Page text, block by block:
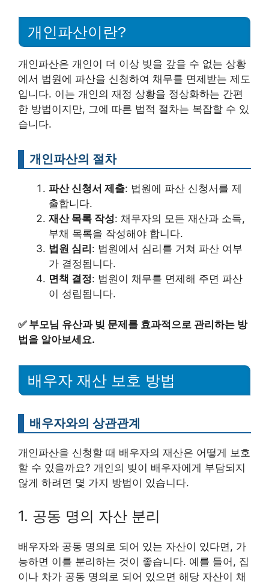
개인파산이란?
개인파산은 개인이 더 이상 빚을 갚을 수 없는 상황
에서 법원에 파산을 신청하여 채무를 면제받는 제도
입니다. 이는 개인의 재정 상황을 정상화하는 간편
한 방법이지만, 그에 따른 법적 절차는 복잡할 수 있
습니다.
개인파산의 절차
파산 신청서 제출: 법원에 파산 신청서를 제
출합니다.
재산 목록 작성: 채무자의 모든 재산과 소득,
부채 목록을 작성해야 합니다.
법원 심리 : 법원에서 심리를 거쳐 파산 여부
가 결정됩니다.
면책 결정: 법원이 채무를 면제해 주면 파산
이 성립됩니다.
✅ 부모님 유산과 빚 문제를 효과적으로 관리하는 방
법을 알아보세요.
배우자 재산 보호 방법
배우자와의 상관관계
개인파산을 신청할 때 배우자의 재산은 어떻게 보호
할 수 있을까요? 개인의 빚이 배우자에게 부담되지
않게 하려면 몇 가지 방법이 있습니다.
1. 공동 명의 자산 분리
배우자와 공동 명의로 되어 있는 자산이 있다면, 가
능하면 이를 분리하는 것이 좋습니다. 예를 들어, 집
이나 차가 공동 명의로 되어 있으면 해당 자산이 채